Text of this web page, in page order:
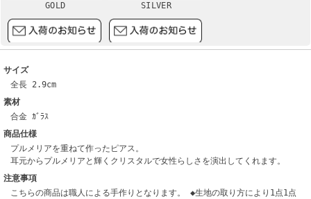
GOLD SILVER
サイズ
全長 2.9cm
素材
合金 ｶﾞﾗｽ
商品仕様
プルメリアを重ねて作ったピアス。
耳元からプルメリアと輝くクリスタルで女性らしさを演出してくれます。
注意事項
こちらの商品は職人による手作りとなります。 ◆生地の取り方により1点1点